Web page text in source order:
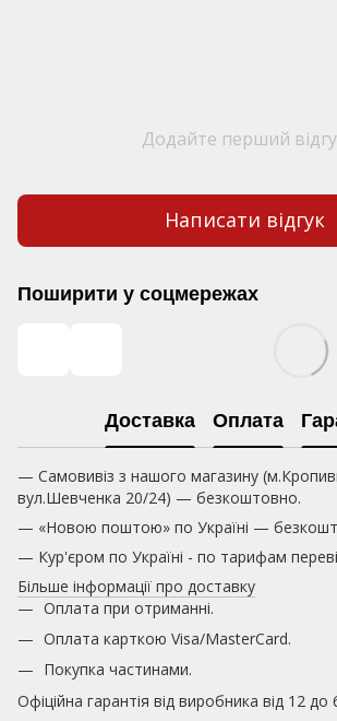
Додайте перший
Написати відгук
Поширити у соцмережах
Доставка Оплата
— Самовивіз з нашого магазину
вул.Шевченка 20/24) — безкоштовно.
— «Новою поштою» по Україні —
— Кур'єром по Україні - по тарифам
Більше інформації про доставку
Оплата при отриманні.
Оплата карткою Visa/MasterCard.
Покупка частинами.
Офіційна гарантія від виробника від 12 до